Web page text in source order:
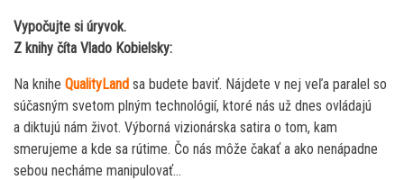
Vypočujte si úryvok.
Z knihy číta Vlado Kobielsky:
Na knihe QualityLand sa budete baviť. Nájdete v nej veľa paralel so
súčasným svetom plným technológií, ktoré nás už dnes ovládajú
a diktujú nám život. Výborná vizionárska satira o tom, kam
smerujeme a kde sa rútime. Čo nás môže čakať a ako nenápadne
sebou necháme manipulovať…